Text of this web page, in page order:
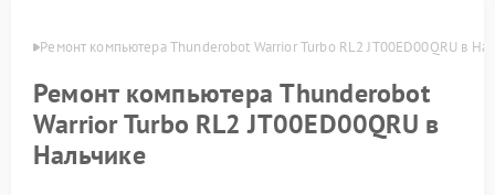
Ремонт компьютера Thunderobot Warrior Turbo RL2 JT00ED00QRU в
Ремонт компьютера Thunderobot
Warrior Turbo RL2 JT00ED00QRU в
Нальчике